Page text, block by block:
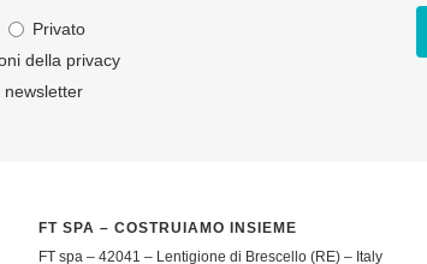
Privato
della privacy
newsletter
FT SPA – COSTRUIAMO INSIEME
FT spa – 42041 – Lentigione di Brescello (RE) – Italy